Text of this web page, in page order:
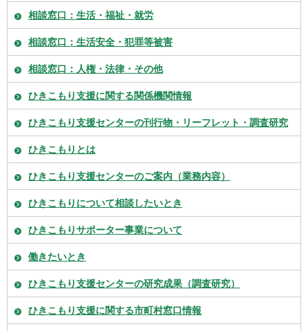
相談窓口：生活・福祉・就労
相談窓口：生活安全・犯罪等被害
相談窓口：人権・法律・その他
ひきこもり支援に関する関係機関情報
ひきこもり支援センターの刊行物・リーフレット・調査研究
ひきこもりとは
ひきこもり支援センターのご案内（業務内容）
ひきこもりについて相談したいとき
ひきこもりサポーター事業について
働きたいとき
ひきこもり支援センターの研究成果（調査研究）
ひきこもり支援に関する市町村窓口情報